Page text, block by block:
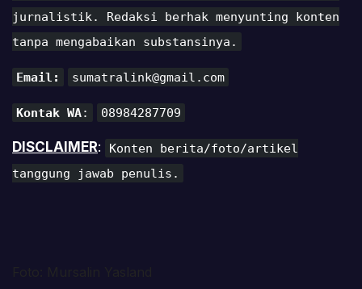
jurnalistik. Redaksi berhak menyunting konten
tanpa mengabaikan substansinya.
Email: sumatralink@gmail.com
Kontak WA: 08984287709
DISCLAIMER:
Konten berita/foto/artikel
tanggung jawab penulis.